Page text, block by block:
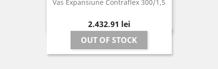
Vas Expansiune Contraflex 300/1,5
Pret
2.432,91 lei
OUT OF STOCK